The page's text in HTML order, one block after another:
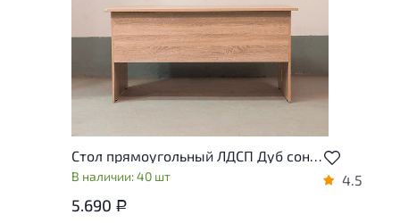
Стол прямоугольный ЛДСП Дуб сонома
В наличии: 40 шт 4.5
5.690 Р